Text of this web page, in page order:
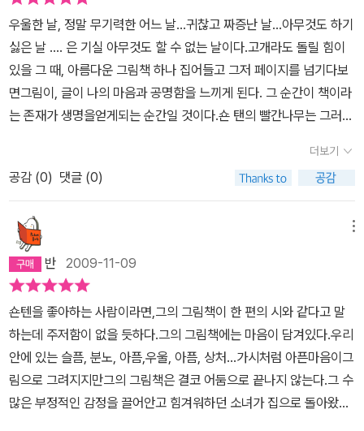
있다.(고 한다)어떻게 그렇게 말할 수 있을까? 이야기는 뭐 타당한 근
거, 개연성 이런 것과는 상관없다. 그냥 작가가 그렇게 말한다. 아무리
우울한 때일지라도, 문득 다시 보면, 거기 희망이 있다,고. 그리고 그
이야기를 위해 한컷 한 컷, 우울한 내면이 정지 화면으로 그려져 있다.
한 장면마다 멈춰 서서 가만히 들여다보게 하는 그런 그림들이다. 그
런 그림 이야기이다.나 스스로는. 작가의 말과 그림에 따라가며 이 책
을 읽어도, 막판에 작가가 권하는 희망적인 결말에 도달할 수가 없다.
아무리 현명한 말일지라도, 그게 어디 쉽게 그 반짝임을 드러내주던
는 한 장 한 장 많은 이야기를 담고 있는 그 그림들 앞에서 우울함에
대해 오래오래 생각에 잠겼을지도 모르겠다. 그 제한적인 글로 인해,
그림들은 그대로 그 한 줄의 글에 묶여버렸다. 어른들에게 들려주는
한 줄의 잠언 같은 것, 문득 던진 한 마디에 깨달음을 얻으라는 듯한
그런 이야기, 거북했다. 그저 한 권의 멋진 화집 같은 인상이었다. 무
리하게 가르침을 구겨넣으려고 한 듯한... 어린이들에게 섣불리 권하
고 싶지 않다는 생각이 드는 이유다.
우울한 날, 정말 무기력한 어느 날...귀찮고 짜증난 날...아무것도 하기
싫은 날 .... 은 기실 아무것도 할 수 없는 날이다.고개라도 돌릴 힘이
있을 그 때, 아름다운 그림책 하나 집어들고 그저 페이지를 넘기다보
면그림이, 글이 나의 마음과 공명함을 느끼게 된다. 그 순간이 책이라
는 존재가 생명을얻게되는 순간일 것이다.숀 탠의 빨간나무는 그러므
더보기
공감 (0) 댓글 (0)
반 2009-11-09
숀텐을 좋아하는 사람이라면,그의 그림책이 한 편의 시와 같다고 말
하는데 주저함이 없을 듯하다.그의 그림책에는 마음이 담겨있다.우리
안에 있는 슬픔, 분노, 아픔,우울, 아픔, 상처...가시처럼 아픈마음이그
림으로 그려지지만그의 그림책은 결코 어둠으로 끝나지 않는다.그 수
많은 부정적인 감정을 끌어안고 힘겨워하던 소녀가 집으로 돌아왔을